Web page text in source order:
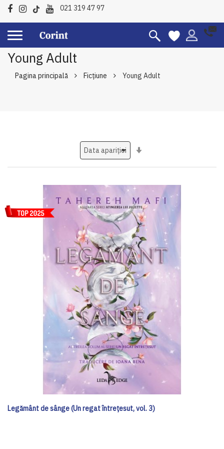
021 319 47 97
Young Adult
Pagina principală Ficțiune Young Adult
Legământ de sânge (Un regat întrețesut, vol. 3)